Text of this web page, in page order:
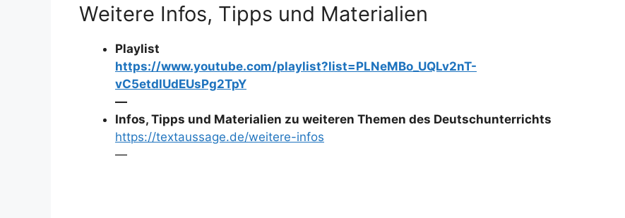
Weitere Infos, Tipps und Materialien
Playlist
https://www.youtube.com/playlist?list=PLNeMBo_UQLv2nT-
vC5etdlUdEUsPg2TpY
—
Infos, Tipps und Materialien zu weiteren Themen des Deutschunterrichts
https://textaussage.de/weitere-infos
—